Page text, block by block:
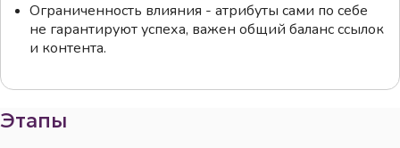
Ограниченность влияния - атрибуты сами по себе
не гарантируют успеха, важен общий баланс ссылок
и контента.
Этапы